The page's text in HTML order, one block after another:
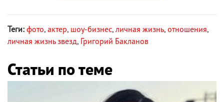
Теги: фото, актер, шоу-бизнес, личная жизнь, отношения,
личная жизнь звезд, Григорий Бакланов
Статьи по теме